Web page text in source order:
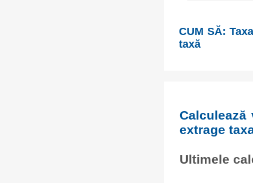
CUM SĂ:
taxă
extrage
Ultimele